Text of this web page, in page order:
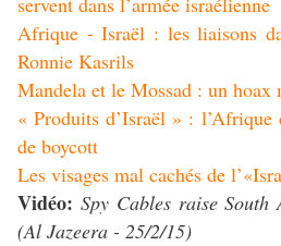
Afrique - Israël : les liaisons
Ronnie Kasrils
Mandela et le Mossad : un hoax
« Produits d’Israël » : l’Afrique
de boycott
Les visages mal cachés de
Vidéo: Spy Cables raise
(Al Jazeera - 25/2/15)